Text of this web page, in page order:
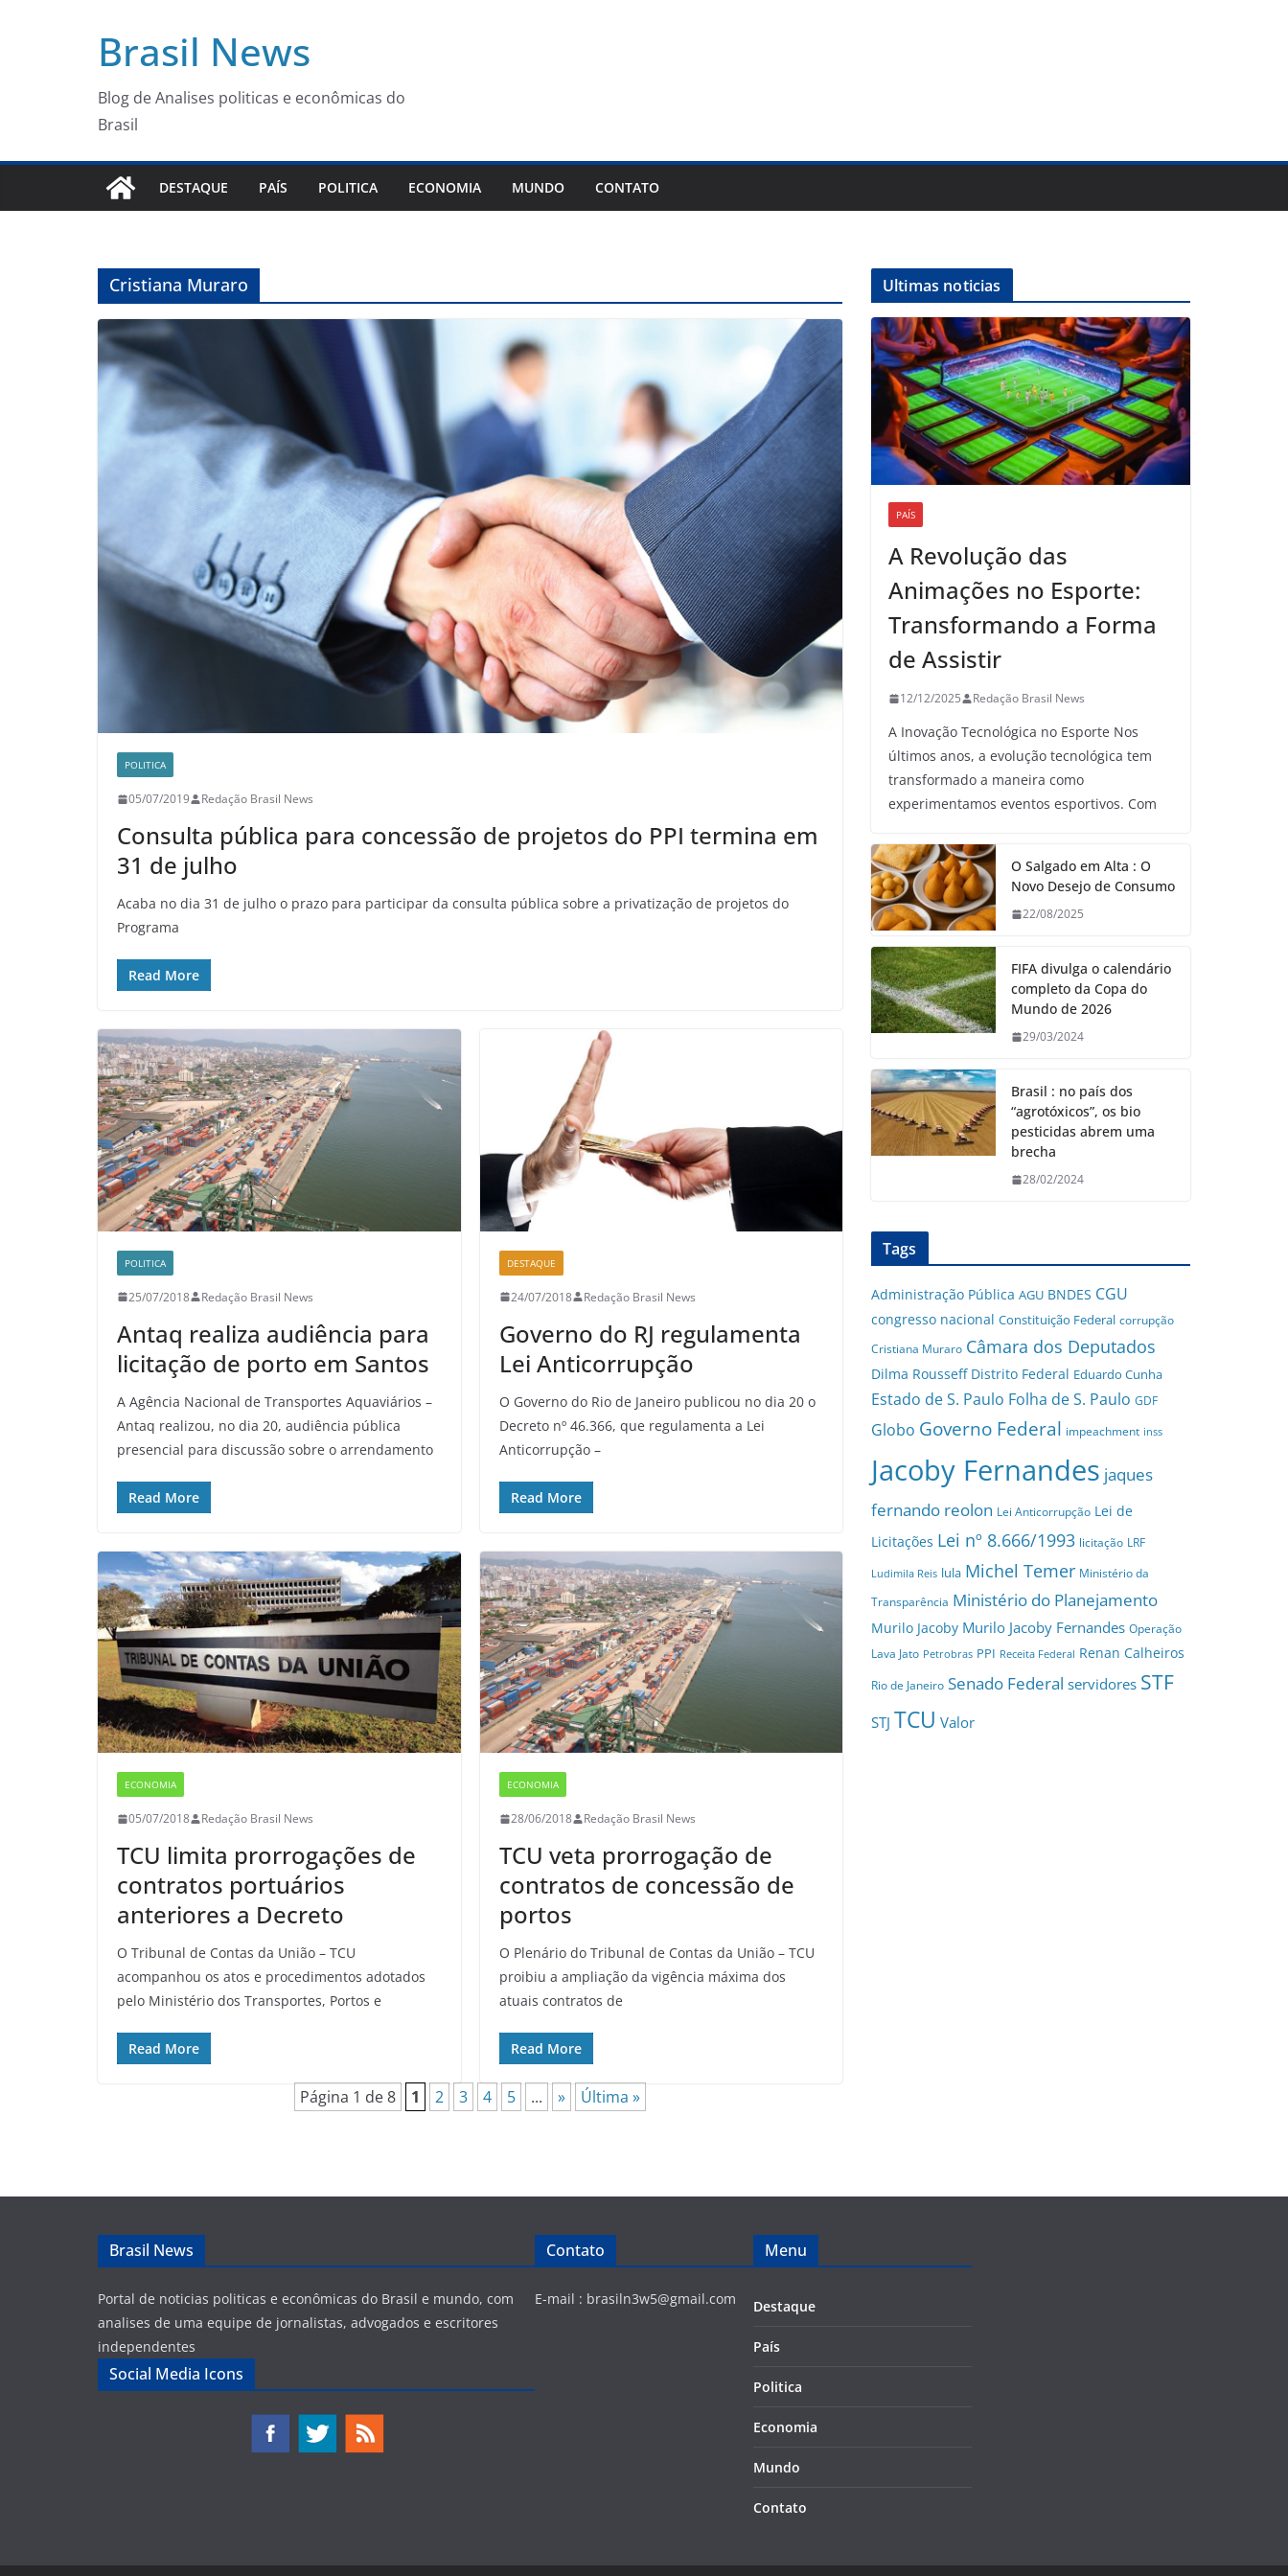
Brasil News
Blog de Analises politicas e econômicas do
Brasil
DESTAQUE PAÍS POLITICA ECONOMIA MUNDO CONTATO
Cristiana Muraro
POLITICA
05/07/2019 Redação Brasil News
Consulta pública para concessão de projetos do PPI termina em
31 de julho
Acaba no dia 31 de julho o prazo para participar da consulta pública sobre a privatização de projetos do
Programa
Read More
POLITICA
25/07/2018 Redação Brasil News
Antaq realiza audiência para
licitação de porto em Santos
A Agência Nacional de Transportes Aquaviários –
Antaq realizou, no dia 20, audiência pública
presencial para discussão sobre o arrendamento
Read More
DESTAQUE
24/07/2018 Redação Brasil News
Governo do RJ regulamenta
Lei Anticorrupção
O Governo do Rio de Janeiro publicou no dia 20 o
Decreto nº 46.366, que regulamenta a Lei
Anticorrupção –
Read More
ECONOMIA
05/07/2018 Redação Brasil News
TCU limita prorrogações de
contratos portuários
anteriores a Decreto
O Tribunal de Contas da União – TCU
acompanhou os atos e procedimentos adotados
pelo Ministério dos Transportes, Portos e
Read More
ECONOMIA
28/06/2018 Redação Brasil News
TCU veta prorrogação de
contratos de concessão de
portos
O Plenário do Tribunal de Contas da União – TCU
proibiu a ampliação da vigência máxima dos
atuais contratos de
Read More
Página 1 de 8 1 2 3 4 5 ... » Última »
Ultimas noticias
PAÍS
A Revolução das
Animações no Esporte:
Transformando a Forma
de Assistir
12/12/2025 Redação Brasil News
A Inovação Tecnológica no Esporte Nos
últimos anos, a evolução tecnológica tem
transformado a maneira como
experimentamos eventos esportivos. Com
O Salgado em Alta : O
Novo Desejo de Consumo
22/08/2025
FIFA divulga o calendário
completo da Copa do
Mundo de 2026
29/03/2024
Brasil : no país dos
“agrotóxicos”, os bio
pesticidas abrem uma
brecha
28/02/2024
Tags
Administração Pública AGU BNDES CGU
congresso nacional Constituição Federal corrupção
Cristiana Muraro Câmara dos Deputados
Dilma Rousseff Distrito Federal Eduardo Cunha
Estado de S. Paulo Folha de S. Paulo GDF
Globo Governo Federal impeachment inss
Jacoby Fernandes jaques
fernando reolon Lei Anticorrupção Lei de
Licitações Lei nº 8.666/1993 licitação LRF
Ludimila Reis lula Michel Temer Ministério da
Transparência Ministério do Planejamento
Murilo Jacoby Murilo Jacoby Fernandes Operação
Lava Jato Petrobras PPI Receita Federal Renan Calheiros
Rio de Janeiro Senado Federal servidores STF
STJ TCU Valor
Brasil News
Portal de noticias politicas e econômicas do Brasil e mundo, com
analises de uma equipe de jornalistas, advogados e escritores
independentes
Social Media Icons
Contato
E-mail : brasiln3w5@gmail.com
Menu
Destaque
País
Politica
Economia
Mundo
Contato